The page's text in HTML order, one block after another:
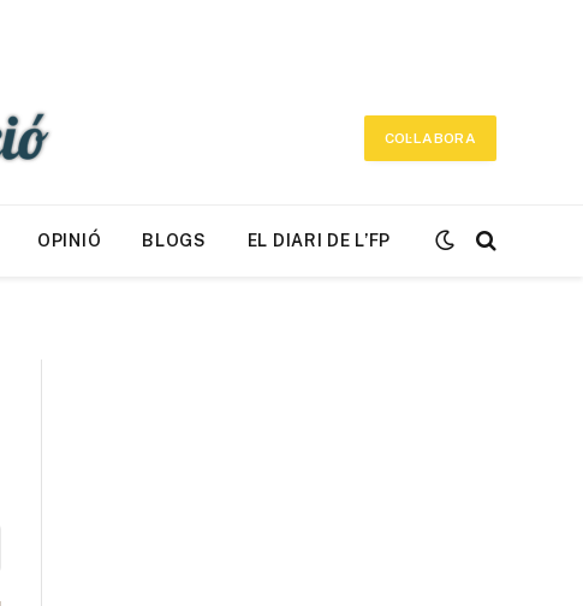
COL·LABORA
OPINIÓ BLOGS EL DIARI DE L’FP